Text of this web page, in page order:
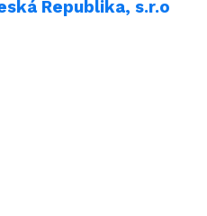
Republika, s.r.o